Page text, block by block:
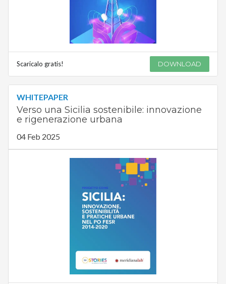
Scaricalo gratis! DOWNLOAD
WHITEPAPER
Verso una Sicilia sostenibile: innovazione
e rigenerazione urbana
04 Feb 2025